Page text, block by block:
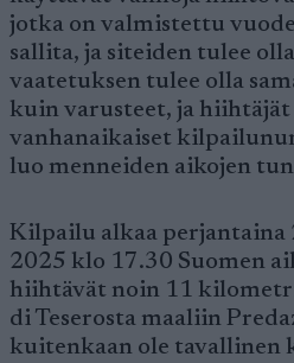
jotka on valmistettu
sallita, ja siteiden tulee
vaatetuksen tulee olla
kuin varusteet, ja hiihtäjät
vanhanaikaiset
luo menneiden aikojen
Kilpailu alkaa
2025 klo 17.30 Suomen
hiihtävät noin 11
di Teserosta maaliin
kuitenkaan ole tavallinen